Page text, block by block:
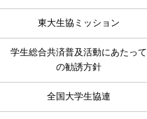
東大生協ミッション
学生総合共済普及活動にあたって
の勧誘方針
全国大学生協連